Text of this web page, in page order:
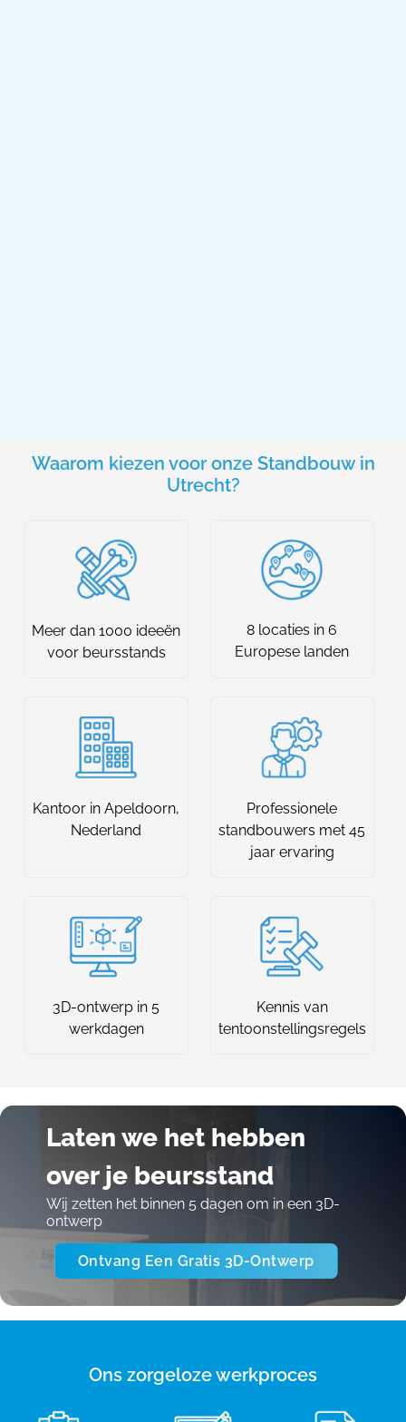
Waarom kiezen voor onze Standbouw in
Utrecht?
Meer dan 1000 ideeën
voor beursstands
8 locaties in 6
Europese landen
Kantoor in Apeldoorn,
Nederland
Professionele
standbouwers met 45
jaar ervaring
3D-ontwerp in 5
werkdagen
Kennis van
tentoonstellingsregels
Laten we het hebben
over je beursstand
Wij zetten het binnen 5 dagen om in een 3D-
ontwerp
Ontvang Een Gratis 3D-Ontwerp
Ons zorgeloze werkproces